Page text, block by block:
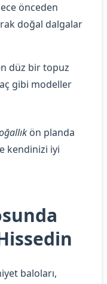
önceden
doğal dalgalar
düz bir topuz
gibi modeller
ön planda
kendinizi iyi
baloları,